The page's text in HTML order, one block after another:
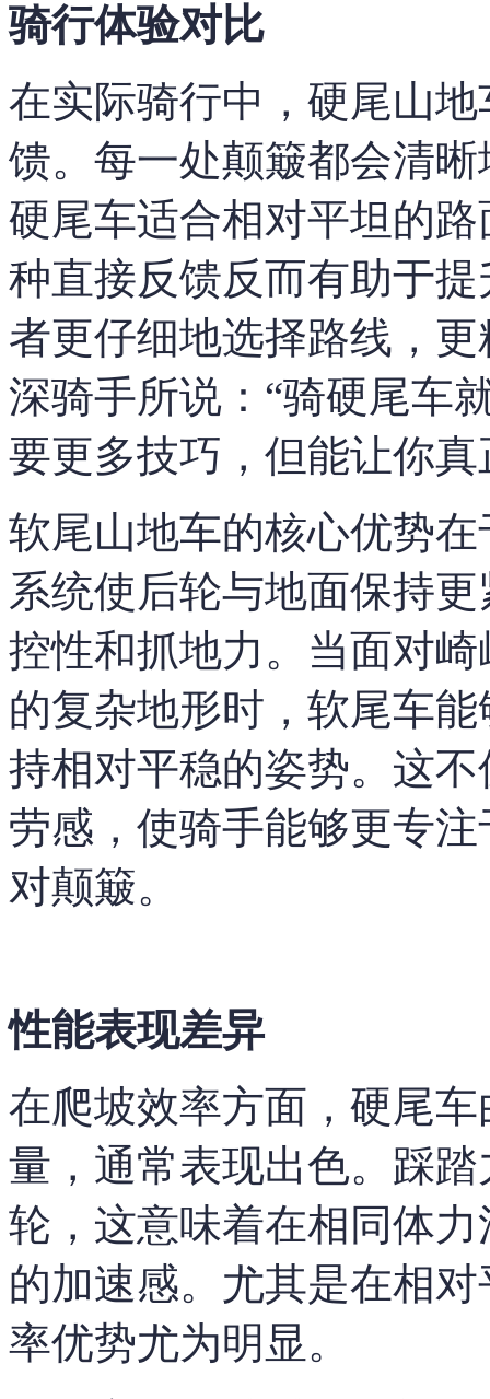
骑行体验对比
在实际骑行中，硬尾山
馈。每一处颠簸都会清
硬尾车适合相对平坦的
种直接反馈反而有助于
者更仔细地选择路线，
深骑手所说：“骑硬尾车
要更多技巧，但能让你
软尾山地车的核心优势
系统使后轮与地面保持
控性和抓地力。当面对
的复杂地形时，软尾车
持相对平稳的姿势。这
劳感，使骑手能够更专
对颠簸。
性能表现差异
在爬坡效率方面，硬尾
量，通常表现出色。踩
轮，这意味着在相同体
的加速感。尤其是在相
率优势尤为明显。